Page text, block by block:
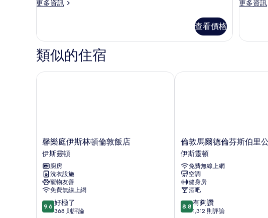
情
室
寓
-
帶
有
所
有
相
片
更多資訊
更
一
室
公
寓
-
情
查看價格
臥
公
露
相
更多資訊
更
一
寓
類似的住宿
馨
樂
庭
伊
斯
林
頓
倫
敦
馨樂庭伊斯林頓倫敦飯店
伊斯靈頓
廚房
洗衣設施
寵物友善
免費無線上網
9.6
分，
9.6 好極了
368 則評論
馨樂庭伊斯林頓倫敦飯店
倫
敦
馬
爾
德
倫
芬
斯
伯
倫敦馬爾德倫芬斯伯里
伊斯靈頓
免費無線上網
空調
健身房
酒吧
8.8
分，
8.8 有夠讚
1,312 則評論
倫敦馬爾德倫芬斯伯里公